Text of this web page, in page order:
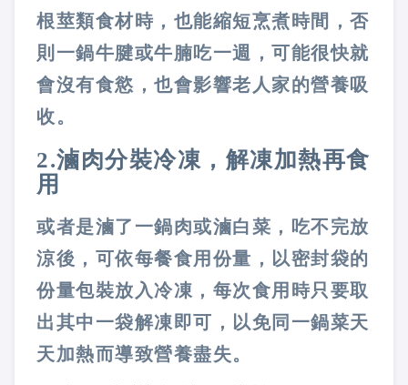
根莖類食材時，也能縮短烹煮時間，否
則一鍋牛腱或牛腩吃一週，可能很快就
會沒有食慾，也會影響老人家的營養吸
收。
2.滷肉分裝冷凍，解凍加熱再食
用
或者是滷了一鍋肉或滷白菜，吃不完放
涼後，可依每餐食用份量，以密封袋的
份量包裝放入冷凍，每次食用時只要取
出其中一袋解凍即可，以免同一鍋菜天
天加熱而導致營養盡失。